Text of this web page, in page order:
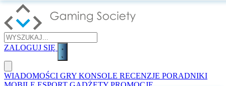
ZALOGUJ SIĘ
WIADOMOŚCI GRY KONSOLE RECENZJE PORADNIKI